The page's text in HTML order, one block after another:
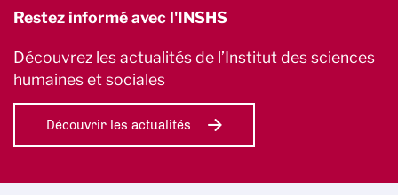
Restez informé avec l'INSHS
Découvrez les actualités de l’Institut des sciences
humaines et sociales
Découvrir les actualités